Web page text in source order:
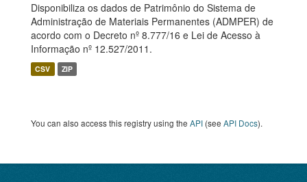
Disponibiliza os dados de Patrimônio do Sistema de
Administração de Materiais Permanentes (ADMPER) de
acordo com o Decreto nº 8.777/16 e Lei de Acesso à
Informação nº 12.527/2011.
CSV ZIP
You can also access this registry using the API (see API Docs).